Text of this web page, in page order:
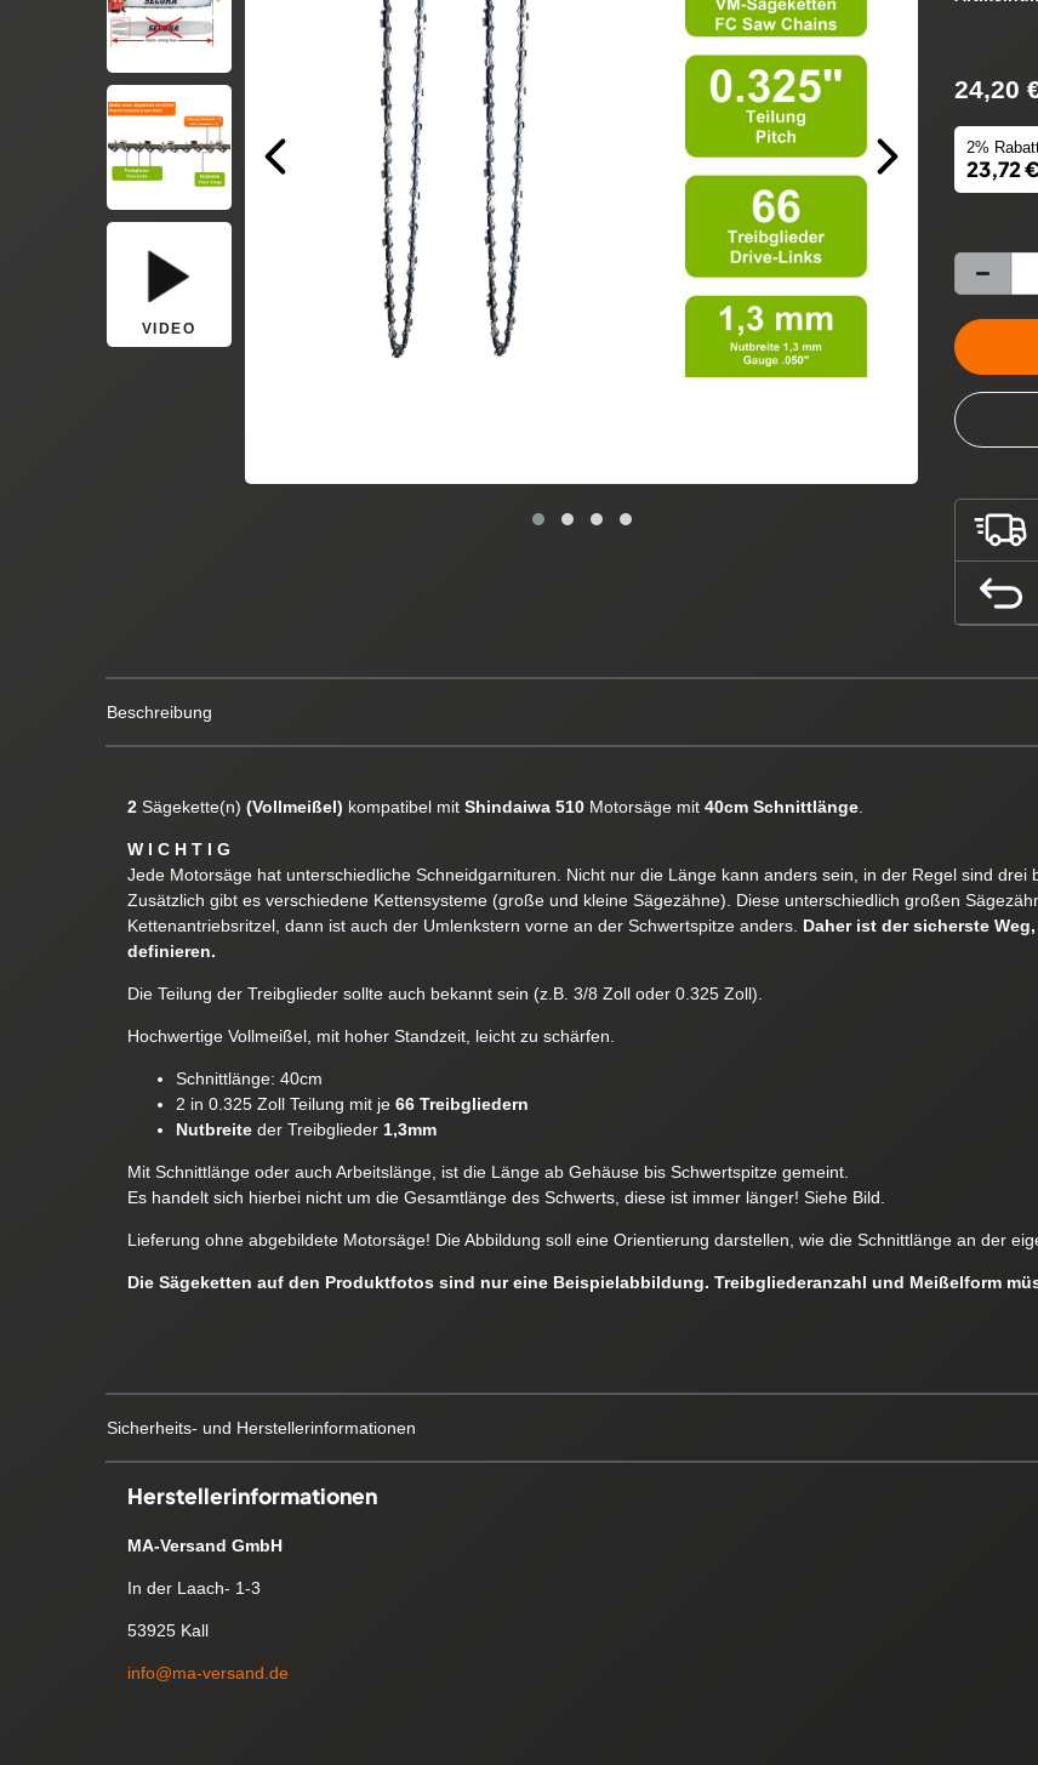
VIDEO
24,20
2%
23,72
Beschreibung
2Sägekette(n) (Vollmeißel) kompatibel mit Shindaiwa 510Motorsäge mit 40cm Schnittlänge.
W I C H T I G
Jede Motorsäge hat unterschiedliche Schneidgarnituren. Nicht nur die Länge kann anders sein, in der Regel sind drei
Zusätzlich gibt es verschiedene Kettensysteme (große und kleine Sägezähne). Diese unterschiedlich großen
Kettenantriebsritzel, dann ist auch der Umlenkstern vorne an der Schwertspitze anders. Daher ist der sicherste
definieren.
Die Teilung der Treibglieder sollte auch bekannt sein (z.B. 3/8 Zoll oder 0.325 Zoll).
Hochwertige Vollmeißel, mit hoher Standzeit, leicht zu schärfen.
Schnittlänge: 40cm
2 in 0.325 Zoll Teilung mit je 66 Treibgliedern
Nutbreiteder Treibglieder 1,3mm
Mit Schnittlänge oder auch Arbeitslänge, ist die Länge ab Gehäuse bis Schwertspitze gemeint.
Es handelt sich hierbei nicht um die Gesamtlänge des Schwerts, diese ist immer länger! Siehe Bild.
Lieferung ohne abgebildete Motorsäge! Die Abbildung soll eine Orientierung darstellen, wie die Schnittlänge an der
Die Sägeketten auf den Produktfotos sind nur eine Beispielabbildung. Treibgliederanzahl und Meißelform
Sicherheits- und Herstellerinformationen
Herstellerinformationen
MA-Versand GmbH
In der Laach- 1-3
53925 Kall
info@ma-versand.de